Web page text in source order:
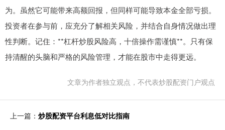
为。虽然它可能带来高额回报，但同样可能导致本金全部亏损。
投资者在参与前，应充分了解相关风险，并结合自身情况做出理
性判断。记住：**杠杆炒股风险高，十倍操作需谨慎**。只有保
持清醒的头脑和严格的风险管理，才能在股市中走得更远。
文章为作者独立观点，不代表炒股配资门户观点
上一篇： 炒股配资平台利息低对比指南